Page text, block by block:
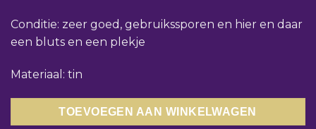
Conditie: zeer goed, gebruikssporen en hier en daar
een bluts en een plekje
Materiaal: tin
TOEVOEGEN AAN WINKELWAGEN